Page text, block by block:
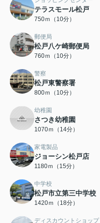
テラスモール松戸
750ｍ（10分）
郵便局
松戸八ケ崎郵便局
760ｍ（10分）
警察
松戸東警察署
800ｍ（10分）
幼稚園
さつき幼稚園
1070ｍ（14分）
家電製品
ジョーシン松戸店
1180ｍ（15分）
中学校
松戸市立第三中学校
1420ｍ（18分）
ディスカウントショップ